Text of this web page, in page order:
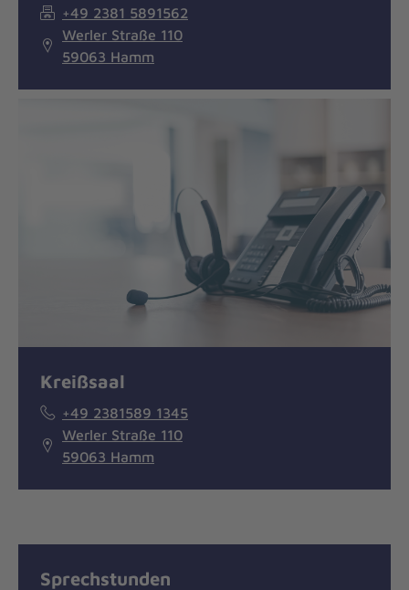
+49 2381 5891562
Werler Straße 110
59063 Hamm
Kreißsaal
+49 2381589 1345
Werler Straße 110
59063 Hamm
Sprechstunden